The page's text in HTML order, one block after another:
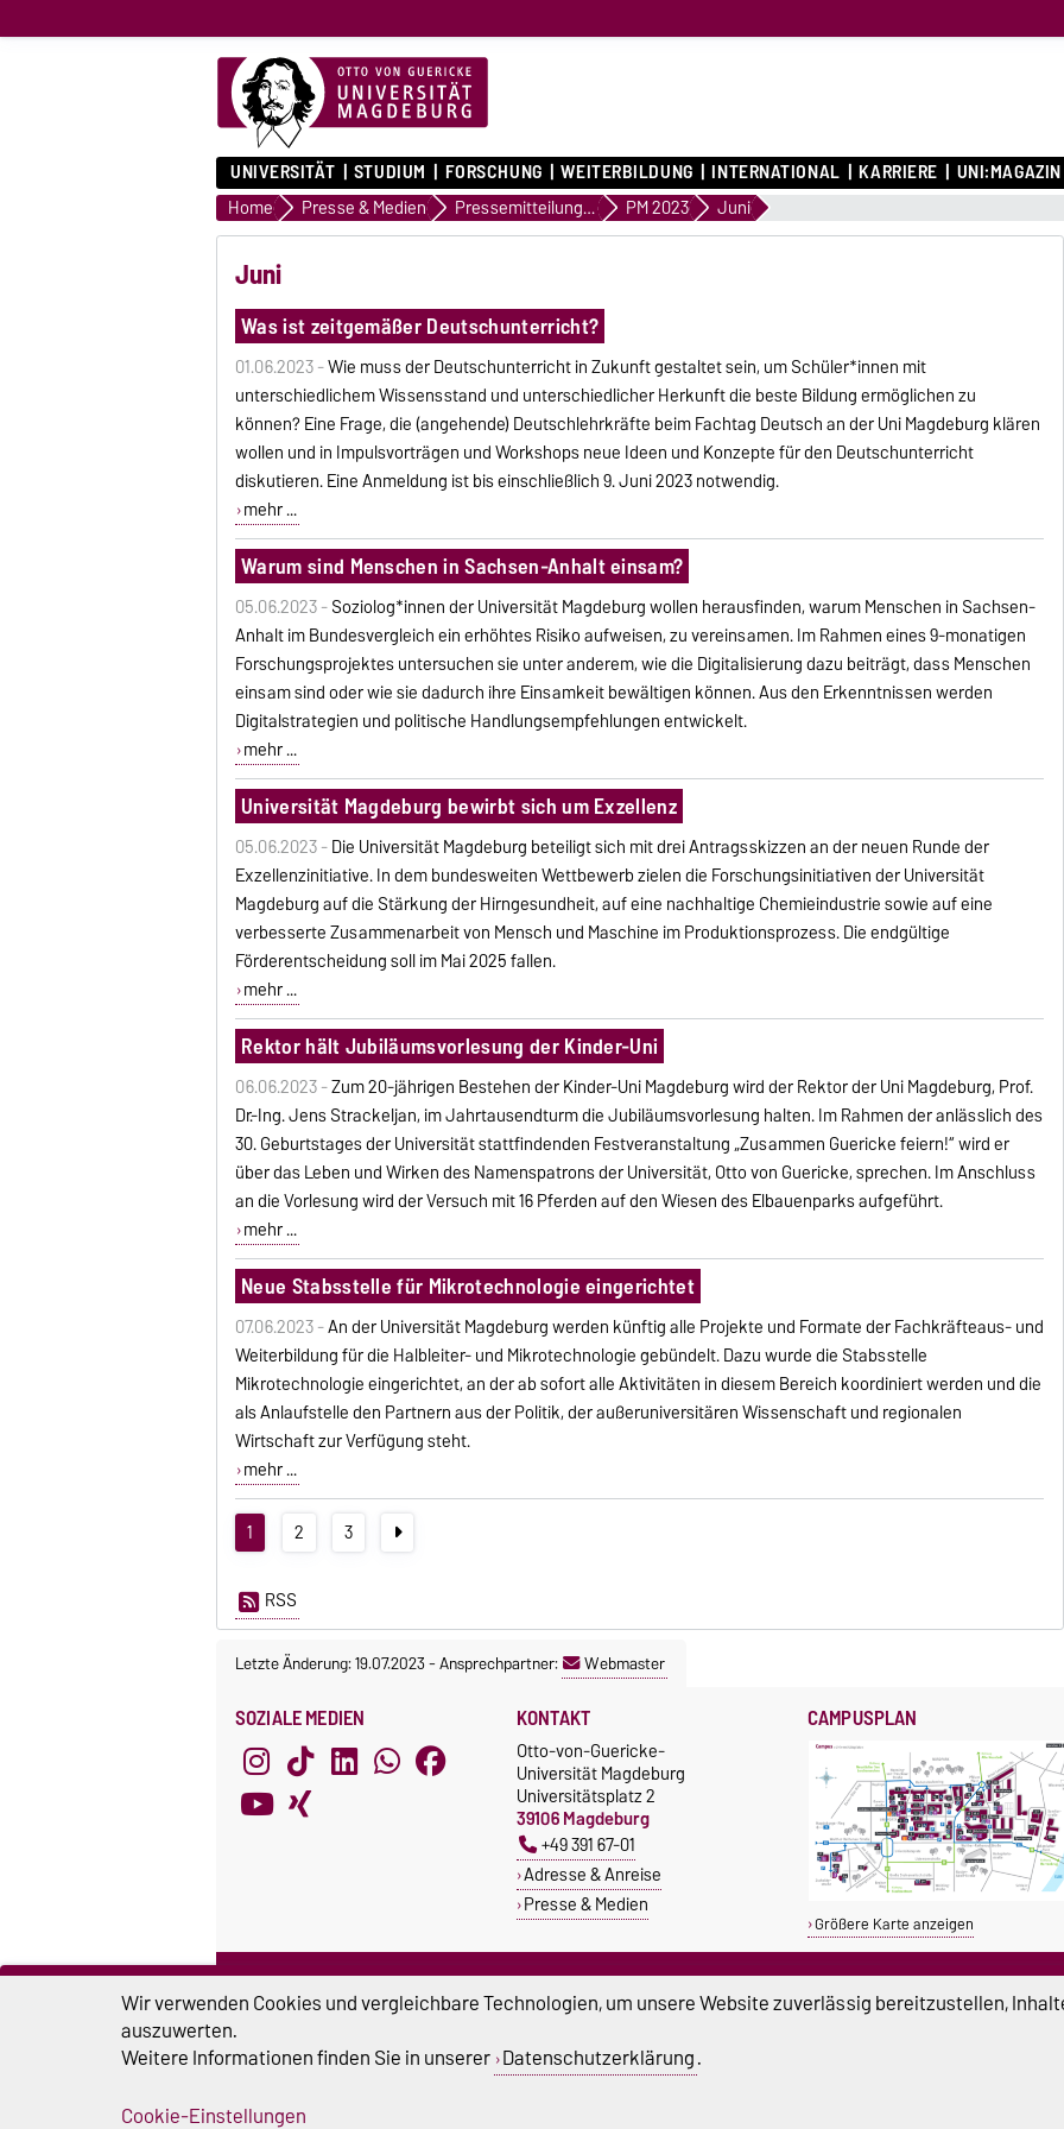
UNIVERSITÄT STUDIUM FORSCHUNG WEITERBILDUNG INTERNATIONAL KARRIERE UNI:MAGAZIN
Home Presse & Medien Pressemitteilungen PM 2023 Juni
Juni
Was ist zeitgemäßer Deutschunterricht?
01.06.2023 -Wie muss der Deutschunterricht in Zukunft gestaltet sein, um Schüler*innen mit
unterschiedlichem Wissensstand und unterschiedlicher Herkunft die beste Bildung ermöglichen zu
können? Eine Frage, die (angehende) Deutschlehrkräfte beim Fachtag Deutsch an der Uni Magdeburg klären
wollen und in Impulsvorträgen und Workshops neue Ideen und Konzepte für den Deutschunterricht
diskutieren. Eine Anmeldung ist bis einschließlich 9. Juni 2023 notwendig.
mehr ...
Warum sind Menschen in Sachsen-Anhalt einsam?
05.06.2023 -Soziolog*innen der Universität Magdeburg wollen herausfinden, warum Menschen in Sachsen-
Anhalt im Bundesvergleich ein erhöhtes Risiko aufweisen, zu vereinsamen. Im Rahmen eines 9-monatigen
Forschungsprojektes untersuchen sie unter anderem, wie die Digitalisierung dazu beiträgt, dass Menschen
einsam sind oder wie sie dadurch ihre Einsamkeit bewältigen können. Aus den Erkenntnissen werden
Digitalstrategien und politische Handlungsempfehlungen entwickelt.
mehr ...
Universität Magdeburg bewirbt sich um Exzellenz
05.06.2023 -Die Universität Magdeburg beteiligt sich mit drei Antragsskizzen an der neuen Runde der
Exzellenzinitiative. In dem bundesweiten Wettbewerb zielen die Forschungsinitiativen der Universität
Magdeburg auf die Stärkung der Hirngesundheit, auf eine nachhaltige Chemieindustrie sowie auf eine
verbesserte Zusammenarbeit von Mensch und Maschine im Produktionsprozess. Die endgültige
Förderentscheidung soll im Mai 2025 fallen.
mehr ...
Rektor hält Jubiläumsvorlesung der Kinder-Uni
06.06.2023 -Zum 20-jährigen Bestehen der Kinder-Uni Magdeburg wird der Rektor der Uni Magdeburg, Prof.
Dr.-Ing. Jens Strackeljan, im Jahrtausendturm die Jubiläumsvorlesung halten. Im Rahmen der anlässlich des
30. Geburtstages der Universität stattfindenden Festveranstaltung „Zusammen Guericke feiern!“ wird er
über das Leben und Wirken des Namenspatrons der Universität, Otto von Guericke, sprechen. Im Anschluss
an die Vorlesung wird der Versuch mit 16 Pferden auf den Wiesen des Elbauenparks aufgeführt.
mehr ...
Neue Stabsstelle für Mikrotechnologie eingerichtet
07.06.2023 -An der Universität Magdeburg werden künftig alle Projekte und Formate der Fachkräfteaus- und
Weiterbildung für die Halbleiter- und Mikrotechnologie gebündelt. Dazu wurde die Stabsstelle
Mikrotechnologie eingerichtet, an der ab sofort alle Aktivitäten in diesem Bereich koordiniert werden und die
als Anlaufstelle den Partnern aus der Politik, der außeruniversitären Wissenschaft und regionalen
Wirtschaft zur Verfügung steht.
mehr ...
1 2 3
RSS
Letzte Änderung: 19.07.2023-Ansprechpartner: Webmaster
SOZIALE MEDIEN KONTAKT
Otto-von-Guericke-
Universität Magdeburg
Universitätsplatz 2
39106 Magdeburg
+49 391 67-01
Adresse & Anreise
Presse & Medien
CAMPUSPLAN
Größere Karte anzeigen
ZERTIFIKATE
Familie in der Hochschule
Systemakkreditierung
STUDIUM & CAMPUS
Stipendien
Studentenwerk
Unishop
SERVICE
Beratung und Unterstützung
Wir verwenden Cookies und vergleichbare Technologien, um unsere Website zuverlässig bereitzustellen,
auszuwerten.
Weitere Informationen finden Sie in unserer Datenschutzerklärung.
Cookie-Einstellungen